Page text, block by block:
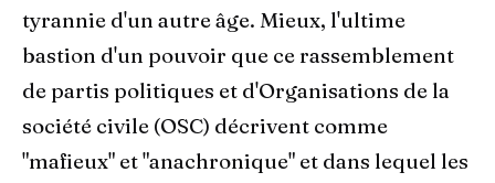
tyrannie d'un autre âge. Mieux, l'ultime
bastion d'un pouvoir que ce rassemblement
de partis politiques et d'Organisations de la
société civile (OSC) décrivent comme
"mafieux" et "anachronique" et dans lequel les